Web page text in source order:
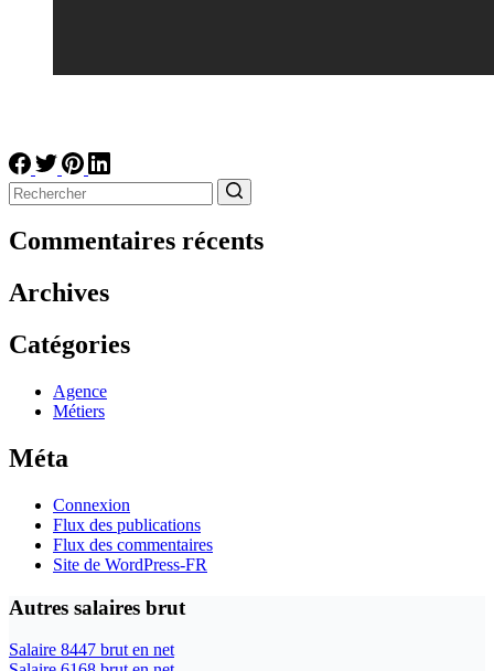
résultat
Commentaires récents
Archives
Catégories
Agence
Métiers
Méta
Connexion
Flux des publications
Flux des commentaires
Site de WordPress-FR
Autres salaires brut
Salaire 8447 brut en net